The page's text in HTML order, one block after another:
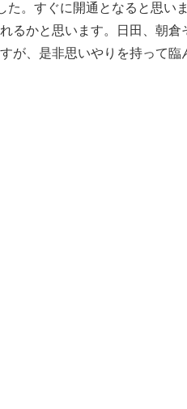
。すぐに開通となると思い
るかと思います。日田、朝倉
が、是非思いやりを持って臨